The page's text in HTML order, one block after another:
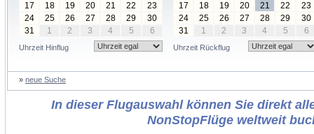
17
18 19 20 21 22
23
24
25 26 27 28 29
30
31
1 2 3 4 5 6
Uhrzeit Hinflug
17
18 19 20 21 22
23
24
25 26 27 28 29
30
31
1 2 3 4 5 6
Uhrzeit Rückflug
» neue Suche
In dieser Flugauswahl können Sie direkt
NonStopFlüge weltweit